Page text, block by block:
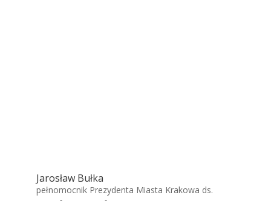
Jarosław Bułka
pełnomocnik Prezydenta Miasta Krakowa ds.